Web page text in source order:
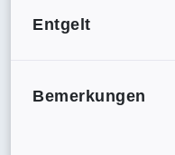
Entgelt
Bemerkungen